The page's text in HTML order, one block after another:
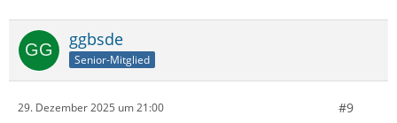
ggbsde
Senior-Mitglied
29. Dezember 2025 um 21:00 #9